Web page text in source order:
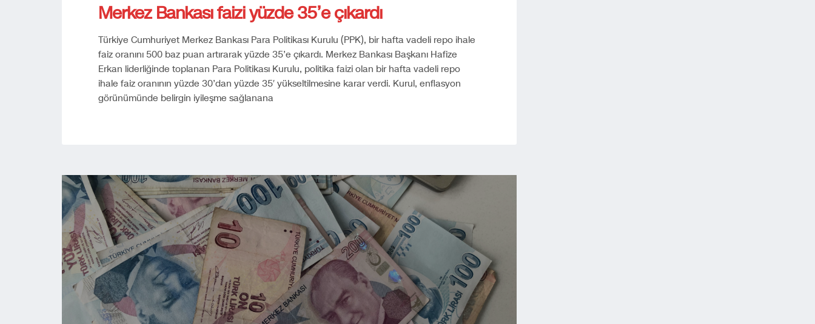
Merkez Bankası faizi yüzde 35’e çıkardı
Türkiye Cumhuriyet Merkez Bankası Para Politikası Kurulu (PPK), bir hafta vadeli repo ihale
faiz oranını 500 baz puan artırarak yüzde 35’e çıkardı. Merkez Bankası Başkanı Hafize
Erkan liderliğinde toplanan Para Politikası Kurulu, politika faizi olan bir hafta vadeli repo
ihale faiz oranının yüzde 30’dan yüzde 35′ yükseltilmesine karar verdi. Kurul, enflasyon
görünümünde belirgin iyileşme sağlanana